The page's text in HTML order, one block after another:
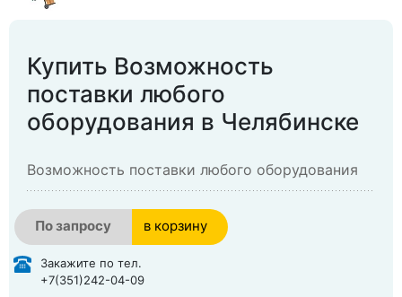
Купить Возможность
поставки любого
оборудования в Челябинске
Возможность поставки любого оборудования
По запросу в корзину
Закажите по тел.
+7(351)242-04-09